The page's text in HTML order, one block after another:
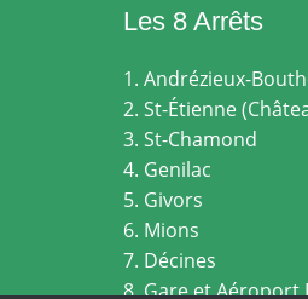
Les 8 Arrêts
1. Andrézieux-
2. St-Étienne
3. St-Chamond
4. Genilac
5. Givors
6. Mions
7. Décines
8. Gare et Aéroport